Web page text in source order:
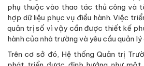
phụ thuộc vào thao tác thủ công và
hợp dữ liệu phục vụ điều hành. Việc
quản trị số vì vậy cần được thiết kế
hành của nhà trường và yêu cầu quản
Trên cơ sở đó, Hệ thống Quản trị